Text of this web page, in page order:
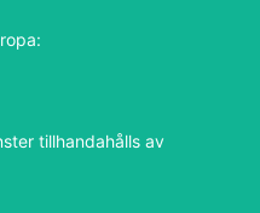
tillhandahålls av